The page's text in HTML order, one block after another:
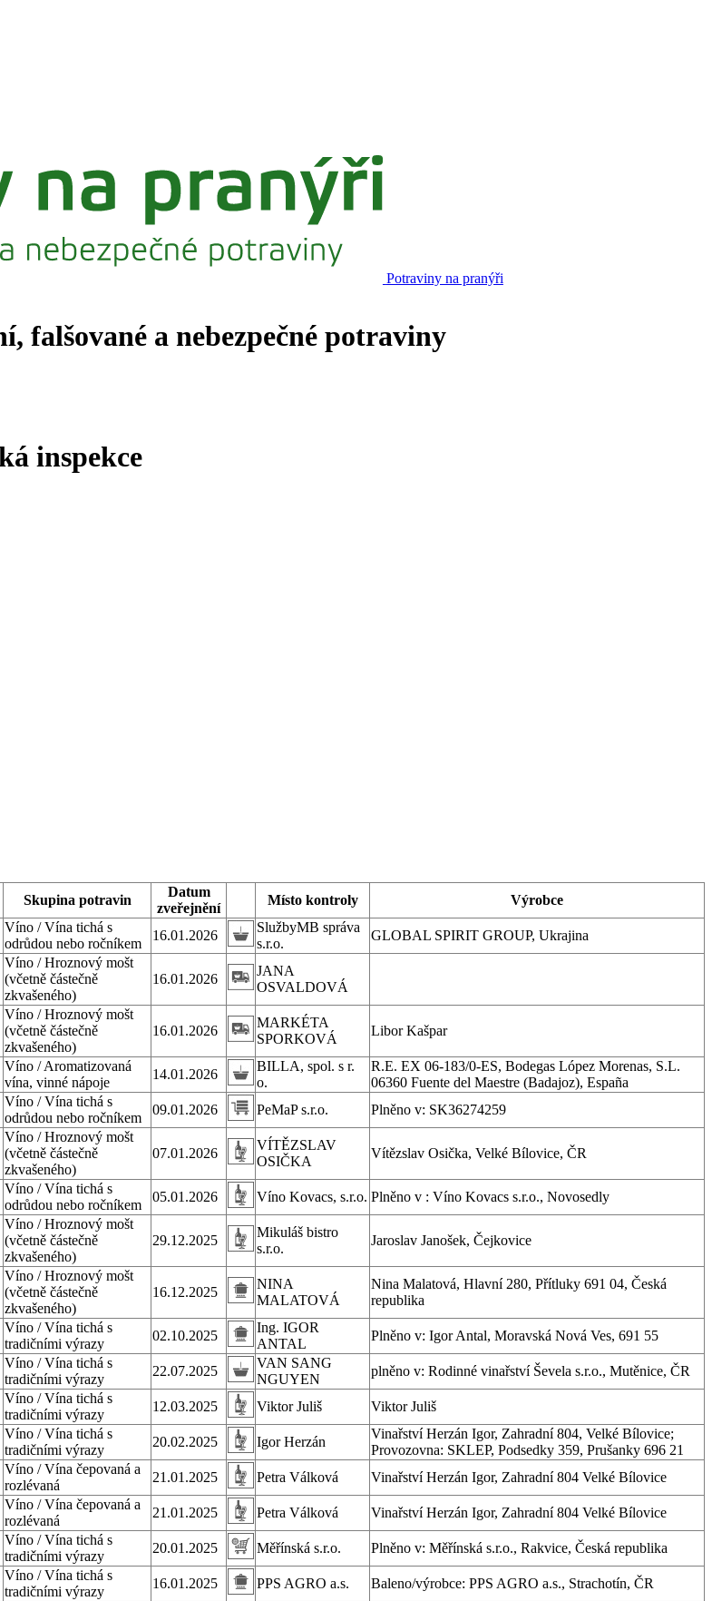
Potraviny na pranýři
falšované a nebezpečné potraviny
inspekce
Skupina potravin
Datum
zveřejnění
Místo kontroly Výrobce
Víno / Vína tichá s
odrůdou nebo ročníkem
16.01.2026
SlužbyMB správa
s.r.o.
GLOBAL SPIRIT GROUP, Ukrajina
Víno / Hroznový mošt
(včetně částečně
zkvašeného)
16.01.2026
JANA
OSVALDOVÁ
Víno / Hroznový mošt
(včetně částečně
zkvašeného)
16.01.2026
MARKÉTA
SPORKOVÁ
Libor Kašpar
Víno / Aromatizovaná
vína, vinné nápoje
14.01.2026
BILLA, spol. s r.
o.
R.E. EX 06-183/0-ES, Bodegas López Morenas, S.L.
06360 Fuente del Maestre (Badajoz), España
Víno / Vína tichá s
odrůdou nebo ročníkem
09.01.2026 PeMaP s.r.o. Plněno v: SK36274259
Víno / Hroznový mošt
(včetně částečně
zkvašeného)
07.01.2026
VÍTĚZSLAV
OSIČKA
Vítězslav Osička, Velké Bílovice, ČR
Víno / Vína tichá s
odrůdou nebo ročníkem
05.01.2026 Víno Kovacs, s.r.o. Plněno v : Víno Kovacs s.r.o., Novosedly
Víno / Hroznový mošt
(včetně částečně
zkvašeného)
29.12.2025
Mikuláš bistro
s.r.o.
Jaroslav Janošek, Čejkovice
Víno / Hroznový mošt
(včetně částečně
zkvašeného)
16.12.2025
NINA
MALATOVÁ
Nina Malatová, Hlavní 280, Přítluky 691 04, Česká
republika
Víno / Vína tichá s
tradičními výrazy
02.10.2025
Ing. IGOR
ANTAL
Plněno v: Igor Antal, Moravská Nová Ves, 691 55
Víno / Vína tichá s
tradičními výrazy
22.07.2025
VAN SANG
NGUYEN
plněno v: Rodinné vinařství Ševela s.r.o., Mutěnice, ČR
Víno / Vína tichá s
tradičními výrazy
12.03.2025 Viktor Juliš
Viktor Juliš
Víno / Vína tichá s
tradičními výrazy
20.02.2025 Igor Herzán
Vinařství Herzán Igor, Zahradní 804, Velké Bílovice;
Provozovna: SKLEP, Podsedky 359, Prušanky 696 21
Víno / Vína čepovaná a
rozlévaná
21.01.2025 Petra Válková
Vinařství Herzán Igor, Zahradní 804 Velké Bílovice
Víno / Vína čepovaná a
rozlévaná
21.01.2025 Petra Válková
Vinařství Herzán Igor, Zahradní 804 Velké Bílovice
Víno / Vína tichá s
tradičními výrazy
20.01.2025 Měřínská s.r.o.
Plněno v: Měřínská s.r.o., Rakvice, Česká republika
Víno / Vína tichá s
tradičními výrazy
16.01.2025 PPS AGRO a.s.
Baleno/výrobce: PPS AGRO a.s., Strachotín, ČR